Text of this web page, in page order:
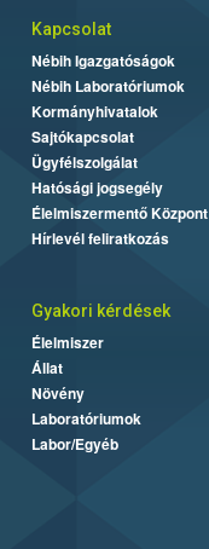
Kapcsolat
Nébih Igazgatóságok
Nébih Laboratóriumok
Kormányhivatalok
Sajtókapcsolat
Ügyfélszolgálat
Hatósági jogsegély
Élelmiszermentő Központ
Hírlevél feliratkozás
Gyakori kérdések
Élelmiszer
Állat
Növény
Laboratóriumok
Labor/Egyéb